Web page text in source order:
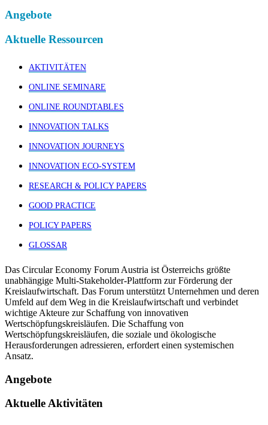
Angebote
Aktuelle Ressourcen
AKTIVITÄTEN
ONLINE SEMINARE
ONLINE ROUNDTABLES
INNOVATION TALKS
INNOVATION JOURNEYS
INNOVATION ECO-SYSTEM
RESEARCH & POLICY PAPERS
GOOD PRACTICE
POLICY PAPERS
GLOSSAR
Das Circular Economy Forum Austria ist Österreichs größte
unabhängige Multi-Stakeholder-Plattform zur Förderung der
Kreislaufwirtschaft. Das Forum unterstützt Unternehmen und deren
Umfeld auf dem Weg in die Kreislaufwirtschaft und verbindet
wichtige Akteure zur Schaffung von innovativen
Wertschöpfungskreisläufen. Die Schaffung von
Wertschöpfungskreisläufen, die soziale und ökologische
Herausforderungen adressieren, erfordert einen systemischen
Ansatz.
Angebote
Aktuelle Aktivitäten